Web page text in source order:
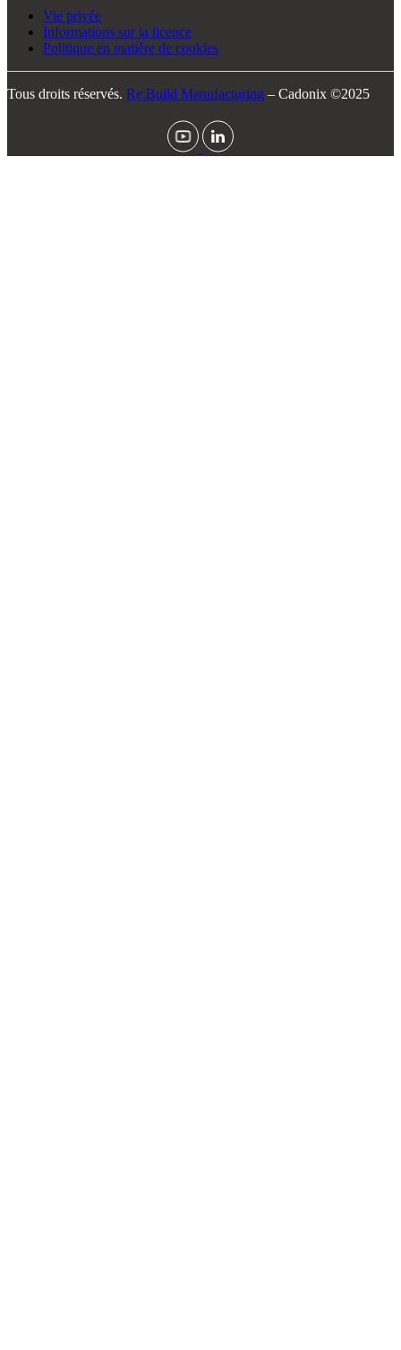
Vie privée
Informations sur la licence
Politique en matière de cookies
Tous droits réservés. Re:Build Manufacturing – Cadonix ©2025